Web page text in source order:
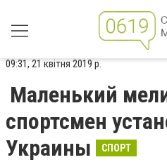
09:31, 21 квітня 2019 р.
Маленький
спортсмен
Украины
СПОРТ